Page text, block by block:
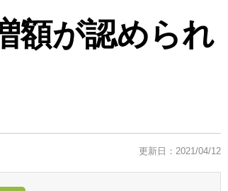
額が認められ
更新日：2021/04/12